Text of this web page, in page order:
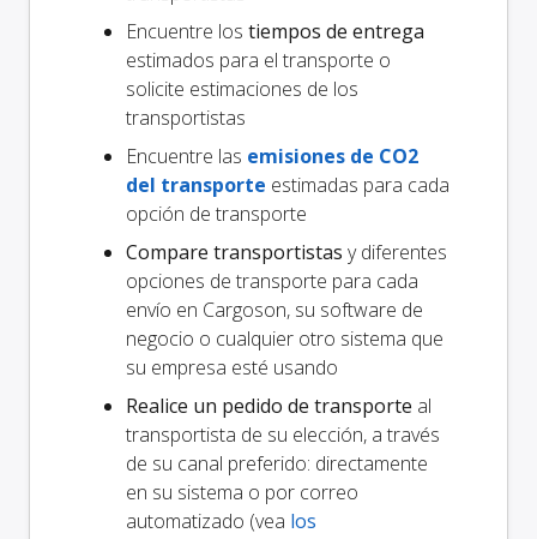
Encuentre los tiempos de entrega
estimados para el transporte o
solicite estimaciones de los
transportistas
Encuentre las emisiones de CO2
del transporte estimadas para cada
opción de transporte
Compare transportistas y diferentes
opciones de transporte para cada
envío en Cargoson, su software de
negocio o cualquier otro sistema que
su empresa esté usando
Realice un pedido de transporte al
transportista de su elección, a través
de su canal preferido: directamente
en su sistema o por correo
automatizado (vea los